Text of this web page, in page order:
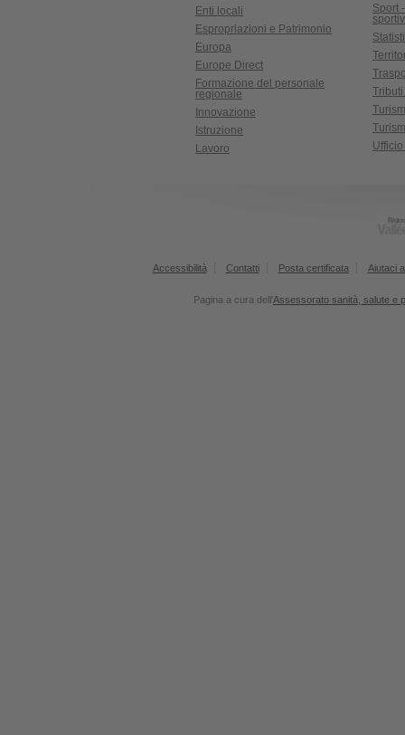
Enti locali
Espropriazioni e Patrimonio
Europa
Europe Direct
Formazione del personale
regionale
Innovazione
Istruzione
Lavoro
Sport
Accessibilità Contatti Posta certificata Aiutaci
Pagina a cura dell'Assessorato sanità, salute e